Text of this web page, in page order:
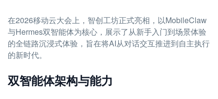
在2026移动云大会上，智创工坊正式亮相，以MobileClaw
与Hermes双智能体为核心，展示了从新手入门到场景体验
的全链路沉浸式体验，旨在将AI从对话交互推进到自主执行
的新时代。
双智能体架构与能力